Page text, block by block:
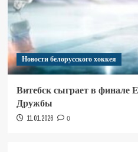
Новости белорусского хоккея
Витебск сыграет в финале
Дружбы
11.01.2026 0